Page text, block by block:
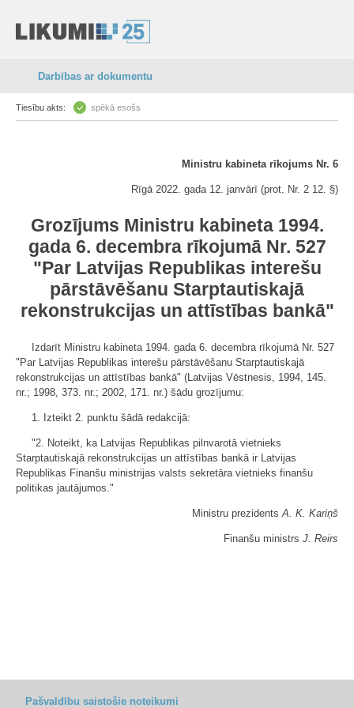
Darbības ar dokumentu
Tiesību akts: spēkā esošs
Ministru kabineta rīkojums Nr. 6
Rīgā 2022. gada 12. janvārī (prot. Nr. 2 12. §)
Grozījums Ministru kabineta 1994.
gada 6. decembra rīkojumā Nr. 527
"Par Latvijas Republikas interešu
pārstāvēšanu Starptautiskajā
rekonstrukcijas un attīstības bankā"
Izdarīt Ministru kabineta 1994. gada 6. decembra rīkojumā Nr. 527
"Par Latvijas Republikas interešu pārstāvēšanu Starptautiskajā
rekonstrukcijas un attīstības bankā" (Latvijas Vēstnesis, 1994, 145.
nr.; 1998, 373. nr.; 2002, 171. nr.) šādu grozījumu:
1. Izteikt 2. punktu šādā redakcijā:
"2. Noteikt, ka Latvijas Republikas pilnvarotā vietnieks
Starptautiskajā rekonstrukcijas un attīstības bankā ir Latvijas
Republikas Finanšu ministrijas valsts sekretāra vietnieks finanšu
politikas jautājumos."
Ministru prezidentsA. K. Kariņš
Finanšu ministrs J. Reirs
Pašvaldību saistošie noteikumi